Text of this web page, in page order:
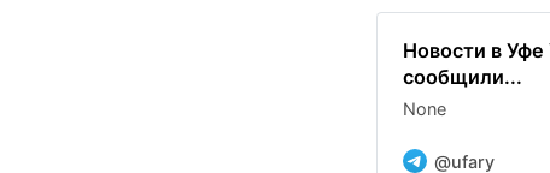
Новости в
сообщили...
None
@ufary